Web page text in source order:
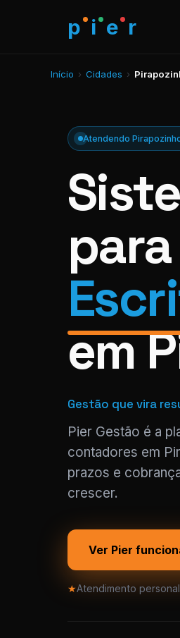
p i e r
Início › Cidades ›
Atendendo
para
em
Gestão que vira
Pier Gestão é a
contadores em
prazos e
crescer.
Ver Pier
★Atendimento